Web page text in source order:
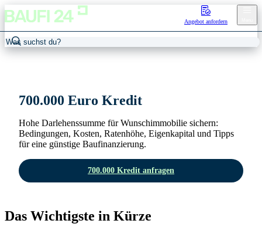
Angebot anfordern
700.000 Euro Kredit
Hohe Darlehenssumme für Wunschimmobilie sichern:
Bedingungen, Kosten, Ratenhöhe, Eigenkapital und Tipps
für eine günstige Baufinanzierung.
700.000 Kredit anfragen
Das Wichtigste in Kürze